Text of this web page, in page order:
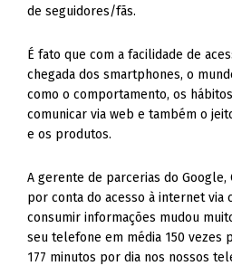
de seguidores/fãs.
É fato que com a facilidade de
chegada dos smartphones, o
como o comportamento, os
comunicar via web e também o
e os produtos.
A gerente de parcerias do
por conta do acesso à internet via
consumir informações mudou
seu telefone em média 150 vezes
177 minutos por dia nos nossos